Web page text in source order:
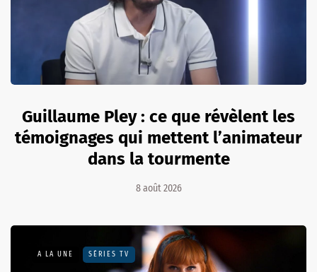
Guillaume Pley : ce que révèlent les
témoignages qui mettent l’animateur
dans la tourmente
8 août 2026
A LA UNE SÉRIES TV